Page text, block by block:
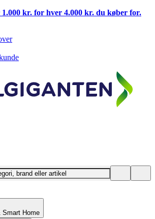
kr. for hver 4.000 kr. du køber for.
Smart Home